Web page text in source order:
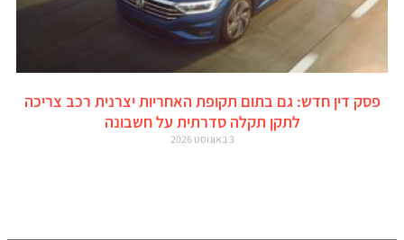
פסק דין חדש: גם בתום תקופת האחריות יצרנית רכב צריכה
לתקן תקלה סדרתית על חשבונה
3 באוגוסט 2026